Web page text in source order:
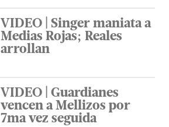
VIDEO | Singer maniata a
Medias Rojas; Reales
arrollan
VIDEO | Guardianes
vencen a Mellizos por
7ma vez seguida